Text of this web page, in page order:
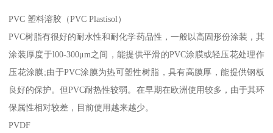
PVC 塑料溶胶（PVC Plastisol）
PVC树脂有很好的耐水性和耐化学药品性，一般以高固形份涂装，其
涂装厚度于l00-300μm之间，能提供平滑的PVC涂膜或轻压花处理作
压花涂膜;由于PVC涂膜为热可塑性树脂，具有高膜厚，能提供钢板
良好的保护。但PVC耐热性较弱。在早期在欧洲使用较多，由于其环
保属性相对较差，目前使用越来越少。
PVDF